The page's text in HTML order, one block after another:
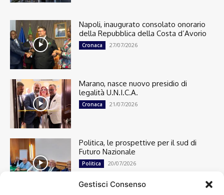
Gestisci Consenso
Napoli, inaugurato consolato onorario
della Repubblica della Costa d’Avorio
Cronaca 27/07/2026
Marano, nasce nuovo presidio di
legalità U.N.I.C.A.
Cronaca 21/07/2026
Politica, le prospettive per il sud di
Futuro Nazionale
Politica 20/07/2026